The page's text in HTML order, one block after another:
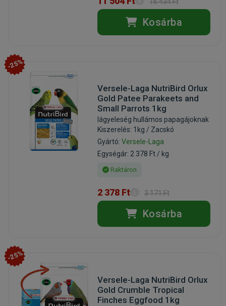
16 434 Ft
Kosárba
-25%
Versele-Laga NutriBird Orlux
Gold Patee Parakeets and
Small Parrots 1kg
lágyeleség hullámos papagájoknak
Kiszerelés: 1kg / Zacskó
Gyártó: Versele-Laga
Egységár: 2 378 Ft / kg
Raktáron
2 378 Ft 3 171 Ft
Kosárba
-25%
Versele-Laga NutriBird Orlux
Gold Crumble Tropical
Finches Eggfood 1kg